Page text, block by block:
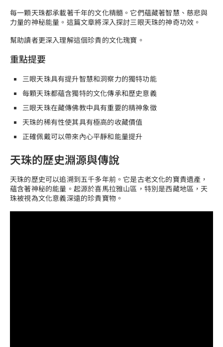
每一顆天珠都承載著千年的文化精髓。它們蘊藏著智慧、慈悲與
力量的神秘能量。這篇文章將深入探討三眼天珠的神奇功效。
幫助讀者更深入理解這個珍貴的文化瑰寶。
重點提要
三眼天珠具有提升智慧和洞察力的獨特功能
每顆天珠都蘊含獨特的文化傳承和歷史意義
三眼天珠在藏傳佛教中具有重要的精神象徵
天珠的稀有性使其具有極高的收藏價值
正確佩戴可以帶來內心平靜和能量提升
天珠的歷史淵源與傳說
天珠的歷史可以追溯到五千多年前。它是古老文化的寶貴遺產，
蘊含著神秘的能量。起源於喜馬拉雅山區，特別是西藏地區，天
珠被視為文化意義深遠的珍貴寶物。